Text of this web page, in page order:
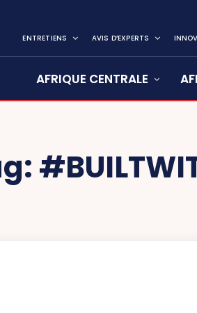
ENTRETIENS AVIS D’EXPERTS
AFRIQUE CENTRALE